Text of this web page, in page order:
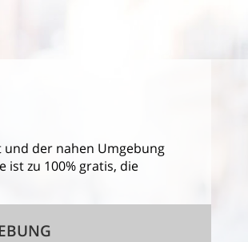
und der nahen Umgebung
ist zu 100% gratis, die